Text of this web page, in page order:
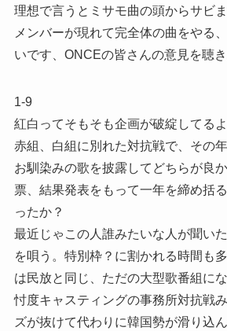
理想で言うとミサモ曲の頭からサビ
メンバーが現れて完全体の曲をやる
いです、ONCEの皆さんの意見を聴
1-9
紅白ってそもそも企画が破綻してるよ
赤組、白組に別れた対抗戦で、その
お馴染みの歌を披露してどちらが良
票、結果発表をもって一年を締め括
ったか？
最近じゃこの人誰みたいな人が聞い
を唄う。特別枠？に割かれる時間も
は民放と同じ、ただの大型歌番組に
忖度キャスティングの事務所対抗戦
ズが抜けて代わりに韓国勢が滑り込